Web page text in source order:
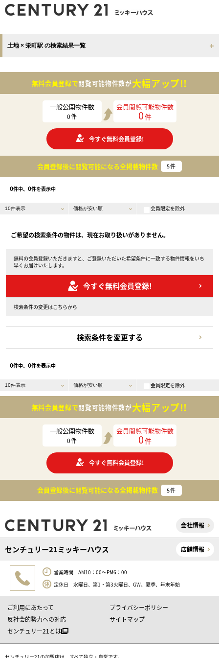
土地 × 栄町駅 の検索結果一覧
無料会員登録で閲覧可能物件数が大幅アップ!!
一般公開物件数
0件
会員閲覧可能物件数
0件
今すぐ無料会員登録!
会員登録後に閲覧可能になる全掲載物件数 5件
0件中、 0件を表示中
会員限定を除外
ご希望の検索条件の物件は、現在お取り扱いがありません。
無料の会員登録いただきますと、ご登録いただいた希望条件に一致する物件情報をいち
早くお届けいたします。
今すぐ無料会員登録!
検索条件の変更はこちらから
検索条件を変更する
0件中、 0件を表示中
会員限定を除外
無料会員登録で閲覧可能物件数が大幅アップ!!
一般公開物件数
0件
会員閲覧可能物件数
0件
今すぐ無料会員登録!
会員登録後に閲覧可能になる全掲載物件数 5件
会社情報
センチュリー21ミッキーハウス 店舗情報
営業時間 AM10：00～PM6：00
定休日 水曜日、第1・第3火曜日、GW、夏季、年末年始
ご利用にあたって
プライバシーポリシー
反社会的勢力への対応
サイトマップ
センチュリー21とは